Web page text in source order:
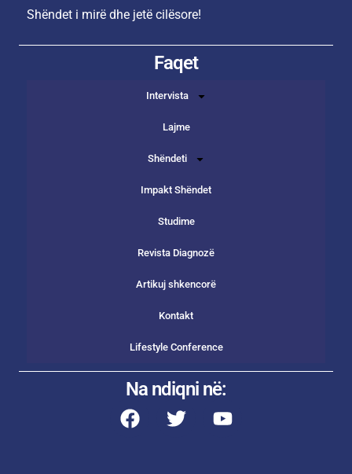
Shëndet i mirë dhe jetë cilësore!
Faqet
Intervista
Lajme
Shëndeti
Impakt Shëndet
Studime
Revista Diagnozë
Artikuj shkencorë
Kontakt
Lifestyle Conference
Na ndiqni në: